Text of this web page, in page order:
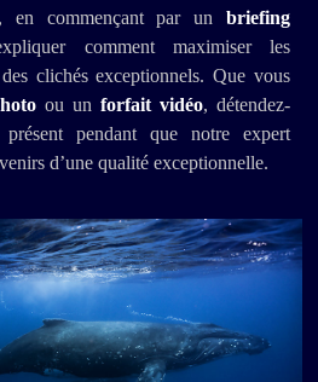
en commençant par un briefing
comment maximiser les
clichés exceptionnels. Que vous
ou un forfait vidéo, détendez-
pendant que notre expert
d’une qualité exceptionnelle.